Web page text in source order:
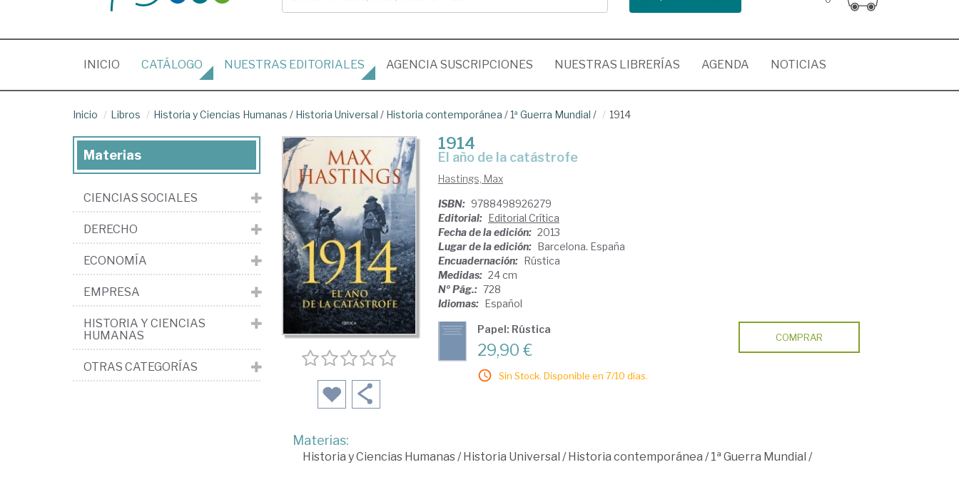
INICIO (CURRENT)
CATÁLOGO NUESTRAS EDITORIALES AGENCIA SUSCRIPCIONES NUESTRAS LIBRERÍAS AGENDA NOTICIAS
Inicio Libros Historia y Ciencias Humanas / Historia Universal / Historia contemporánea /1ª Guerra Mundial / 1914
1914
el año de la catástrofe
Hastings, Max
ISBN: 9788498926279
Editorial: Editorial Crítica
Fecha de la edición: 2013
Lugar de la edición: Barcelona. España
Encuadernación: Rústica
Medidas: 24 cm
Nº Pág.: 728
Idiomas: Español
Papel: Rústica
29,90 €
Sin Stock. Disponible en 7/10 días.
COMPRAR
Materias:
Historia y Ciencias Humanas/Historia Universal /Historia contemporánea /1ª Guerra Mundial /
Materias
CIENCIAS SOCIALES
DERECHO
ECONOMÍA
EMPRESA
HISTORIA Y CIENCIAS
HUMANAS
OTRAS CATEGORÍAS